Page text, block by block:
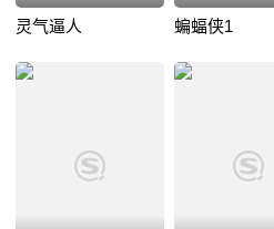
灵气逼人 蝙蝠侠1